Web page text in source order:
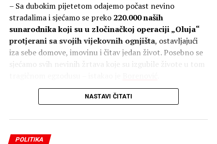
– Sa dubokim pijetetom odajemo počast nevino
stradalima i sjećamo se preko 220.000 naših
sunarodnika koji su u zločinačkoj operaciji „Oluja“
protjerani sa svojih vijekovnih ognjišta, ostavljajući
iza sebe domove, imovinu i čitav jedan život. Posebno se
sjećamo svih nevinih žrtava koje su izgubile živote u tom
NASTAVI ČITATI
POLITIKA